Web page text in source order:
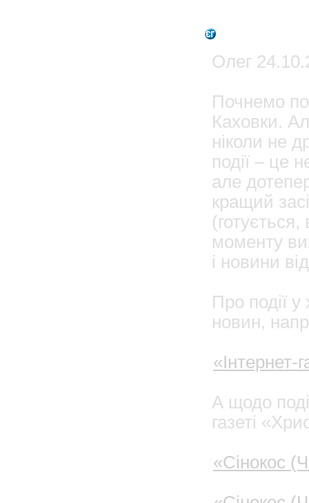
Олег
Почнемо
Каховки.
ніколи не
події – це
але
кращий
моменту
і новини
Про події
новин,
«Інтернет-
А щодо
газеті
«Сінокос